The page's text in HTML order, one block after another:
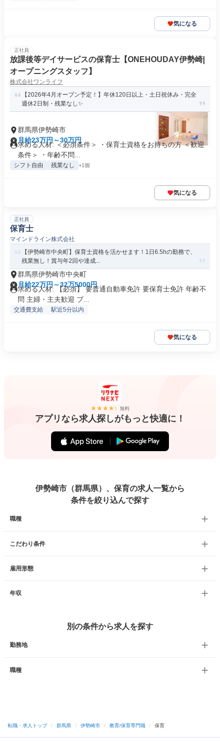
気になる
正社員
放課後等デイサービスの保育士【ONEHOUDAY伊勢崎|
オープニングスタッフ】
株式会社ワンライフ
【2026年4月オープン予定！】年休120日以上・土日祝休み・完全
週休2日制・残業なし✨
群馬県伊勢崎市
月給23万円～30万円
求める人材: ＜必須条件＞ ・保育士資格をお持ちの方 ＜歓迎
条件＞ ・年齢不問...
シフト自由 残業なし +1個
気になる
正社員
保育士
マインドライン株式会社
【伊勢崎市中央町】保育士資格を活かせます！1日6.5hの勤務で、
残業無し！賞与年2回や達成...
群馬県伊勢崎市中央町
月給22万円～32万5000円
求める人材: 【必須】 要普通自動車免許 要保育士免許 年齢不
問 主婦・主夫歓迎 ブ...
交通費支給 駅近5分以内
気になる
無料
アプリなら求人探しがもっと快適に！
伊勢崎市（群馬県）、保育の求人一覧から
条件を絞り込んで探す
職種
こだわり条件
雇用形態
年収
別の条件から求人を探す
勤務地
職種
転職・求人トップ / 群馬県 / 伊勢崎市 / 教育/保育専門職 / 保育